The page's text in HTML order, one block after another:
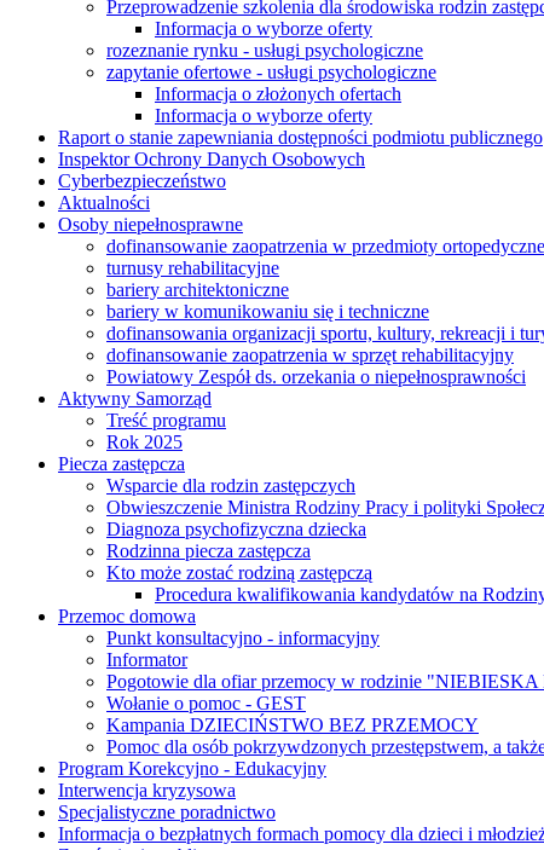
Przeprowadzenie szkolenia dla środowiska rodzin
Informacja o wyborze oferty
rozeznanie rynku - usługi psychologiczne
zapytanie ofertowe - usługi psychologiczne
Informacja o złożonych ofertach
Informacja o wyborze oferty
Raport o stanie zapewniania dostępności podmiotu publicznego
Inspektor Ochrony Danych Osobowych
Cyberbezpieczeństwo
Aktualności
Osoby niepełnosprawne
dofinansowanie zaopatrzenia w przedmioty
turnusy rehabilitacyjne
bariery architektoniczne
bariery w komunikowaniu się i techniczne
dofinansowania organizacji sportu, kultury, rekreacji i
dofinansowanie zaopatrzenia w sprzęt rehabilitacyjny
Powiatowy Zespół ds. orzekania o niepełnosprawności
Aktywny Samorząd
Treść programu
Rok 2025
Piecza zastępcza
Wsparcie dla rodzin zastępczych
Obwieszczenie Ministra Rodziny Pracy i polityki
Diagnoza psychofizyczna dziecka
Rodzinna piecza zastępcza
Kto może zostać rodziną zastępczą
Procedura kwalifikowania kandydatów na
Przemoc domowa
Punkt konsultacyjno - informacyjny
Informator
Pogotowie dla ofiar przemocy w rodzinie
Wołanie o pomoc - GEST
Kampania DZIECIŃSTWO BEZ PRZEMOCY
Pomoc dla osób pokrzywdzonych przestępstwem, a
Program Korekcyjno - Edukacyjny
Interwencja kryzysowa
Specjalistyczne poradnictwo
Informacja o bezpłatnych formach pomocy dla dzieci i